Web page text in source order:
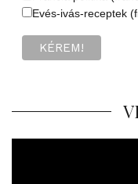
Evés-ivás-receptek